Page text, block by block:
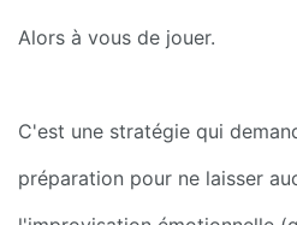
Alors à vous de jouer.
C'est une stratégie qui
préparation pour ne laisser